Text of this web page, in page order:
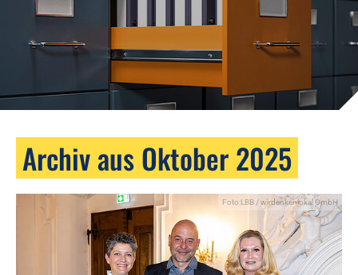
Archiv aus Oktober 2025
Foto:LBB / wirdenkenlokal GmbH